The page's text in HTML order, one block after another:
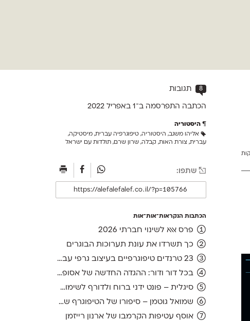
8 תגובות
הכתבה התפרסמה ב־1 ב אפריל 2022
היסטוריה
אליהו משגב, היסטוריה, טיפוגרפיה עברית, מיסטיקה,
עברית, צורת האות, קבלה, שרון שרם, תולדות עם ישראל
שתפו:
הכתבות הנקראות־אות־אות
פרס אאא לשינוי חברתי 2026
כך תשרדו את עונת תערוכות הבוגרים
23 טרנדים טיפוגרפיים בעיצוב גרפי עברי, ועוד אחד לשנה הבאה
בכל דור ודור: ההגדה החדשה של אסופה, מהדורת 2026
סיגלית – פונט ידני ברוח ולדורף לשימוש חופשי
שמואל גוטמן – סיפורו של הטיפוגרף שמאחורי גופני מיקרוסופט, כפי שנחשף בארכיון של נינתו
אוסף עטיפות הקרמבו של ארנון רייזמן